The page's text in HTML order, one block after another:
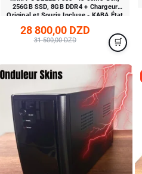
256GB SSD, 8GB DDR4 + Chargeur
Original et Souris Incluse - KABA État
28 800,00 DZD
31 500,00 DZD